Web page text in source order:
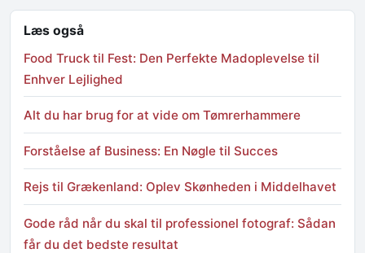
Læs også
Food Truck til Fest: Den Perfekte Madoplevelse til
Enhver Lejlighed
Alt du har brug for at vide om Tømrerhammere
Forståelse af Business: En Nøgle til Succes
Rejs til Grækenland: Oplev Skønheden i Middelhavet
Gode råd når du skal til professionel fotograf: Sådan
får du det bedste resultat